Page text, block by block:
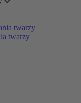
twarzy
twarzy